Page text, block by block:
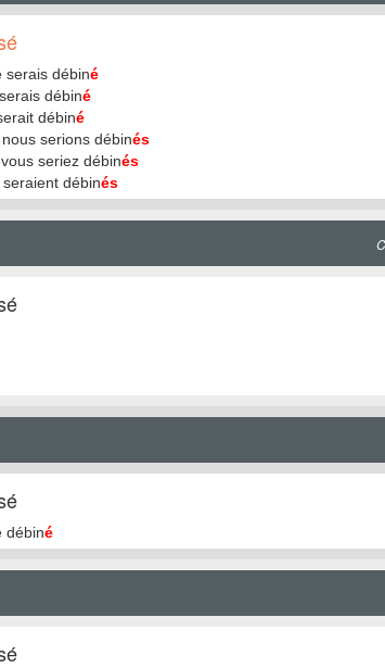
serais débiné
débiné
débiné
serions débinés
seriez débinés
seraient débinés
débiné